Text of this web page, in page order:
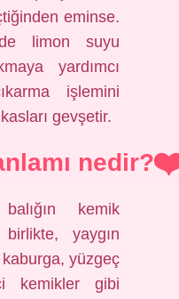
eminse.
limon suyu
yardımcı
işlemini
gevşetir.
nedir?
kemik
yaygın
yüzgeç
kemikler gibi